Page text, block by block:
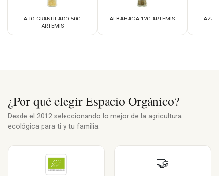
AJO GRANULADO 50G
ARTEMIS
ALBAHACA 12G ARTEMIS
¿Por qué elegir Espacio Orgánico?
Desde el 2012 seleccionando lo mejor de la agricultura
ecológica para ti y tu familia.
🤝